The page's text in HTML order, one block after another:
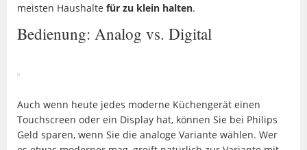
meisten Haushalte für zu klein halten.
Bedienung: Analog vs. Digital
Auch wenn heute jedes moderne Küchengerät einen
Touchscreen oder ein Display hat, können Sie bei Philips
Geld sparen, wenn Sie die analoge Variante wählen. Wer